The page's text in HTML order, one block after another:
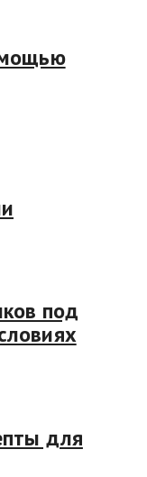
под
для